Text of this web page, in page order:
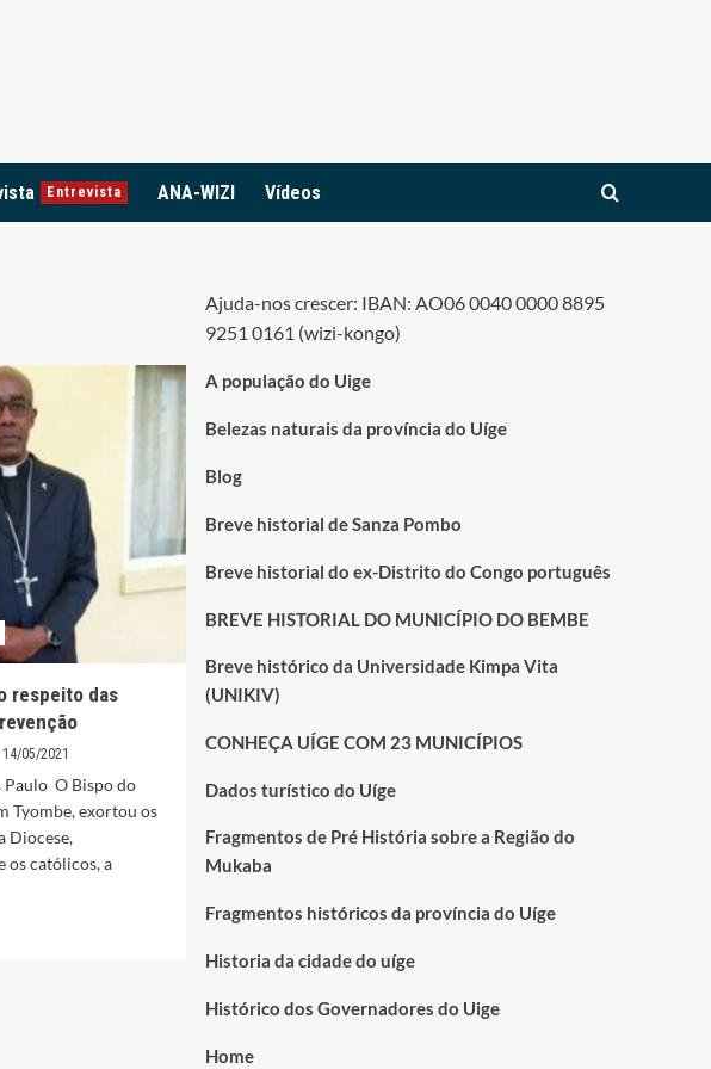
Entrevista ANA-WIZI Vídeos
respeito das
14/05/2021
O Bispo do
Tyombe, exortou os
Diocese,
os católicos, a
Ajuda-nos crescer: IBAN: AO06 0040 0000 8895
9251 0161 (wizi-kongo)
A população do Uige
Belezas naturais da província do Uíge
Blog
Breve historial de Sanza Pombo
Breve historial do ex-Distrito do Congo português
BREVE HISTORIAL DO MUNICÍPIO DO BEMBE
Breve histórico da Universidade Kimpa Vita
(UNIKIV)
CONHEÇA UÍGE COM 23 MUNICÍPIOS
Dados turístico do Uíge
Fragmentos de Pré História sobre a Região do
Mukaba
Fragmentos históricos da província do Uíge
Historia da cidade do uíge
Histórico dos Governadores do Uige
Home